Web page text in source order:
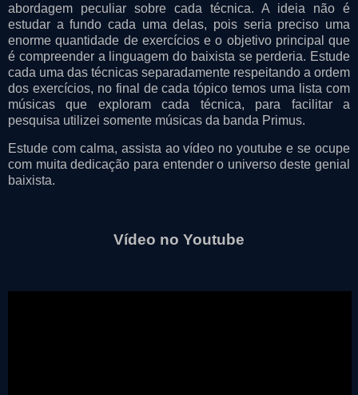
abordagem peculiar sobre cada técnica. A ideia não é
estudar a fundo cada uma delas, pois seria preciso uma
enorme quantidade de exercícios e o objetivo principal que
é compreender a linguagem do baixista se perderia. Estude
cada uma das técnicas separadamente respeitando a ordem
dos exercícios, no final de cada tópico temos uma lista com
músicas que exploram cada técnica, para facilitar a
pesquisa utilizei somente músicas da banda Primus.
Estude com calma, assista ao vídeo no youtube e se ocupe
com muita dedicação para entender o universo deste genial
baixista.
Vídeo no Youtube